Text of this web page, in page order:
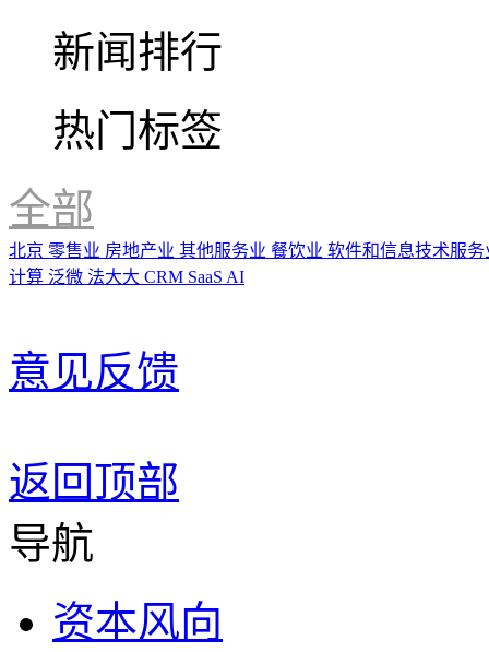
新闻排行
热门标签
全部
北京 零售业 房地产业 其他服务业 餐饮业 软件和信息技术服
计算 泛微 法大大 CRM SaaS AI
意见反馈
返回顶部
导航
资本风向